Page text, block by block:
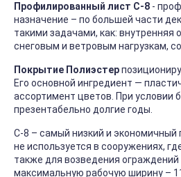
Профилированный лист С-8 -
назначение – по большей части
такими задачами, как:
снеговым и ветровым нагрузкам,
Покрытие Полиэстер
Его основной ингредиент —
ассортимент цветов. При условии
презентабельно долгие годы.
С-8 – самый низкий и экономичный
не используется в сооружениях,
также для возведения
максимальную рабочую ширину –